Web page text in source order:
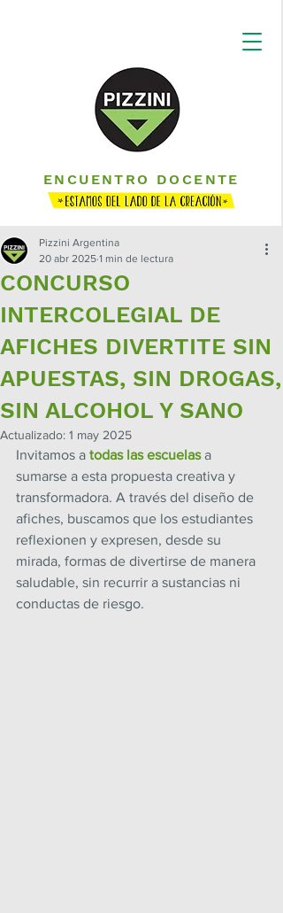
ENCUENTRO DOCENTE
CONCURSO
INTERCOLEGIAL DE
AFICHES DIVERTITE SIN
APUESTAS, SIN DROGAS,
SIN ALCOHOL Y SANO
Pizzini Argentina
20 abr 2025 1 min de lectura
Actualizado: 1 may 2025
Invitamos a todas las escuelas a
sumarse a esta propuesta creativa y
transformadora. A través del diseño de
afiches, buscamos que los estudiantes
reflexionen y expresen, desde su
mirada, formas de divertirse de manera
saludable, sin recurrir a sustancias ni
conductas de riesgo.